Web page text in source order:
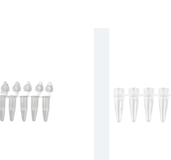
lista
para